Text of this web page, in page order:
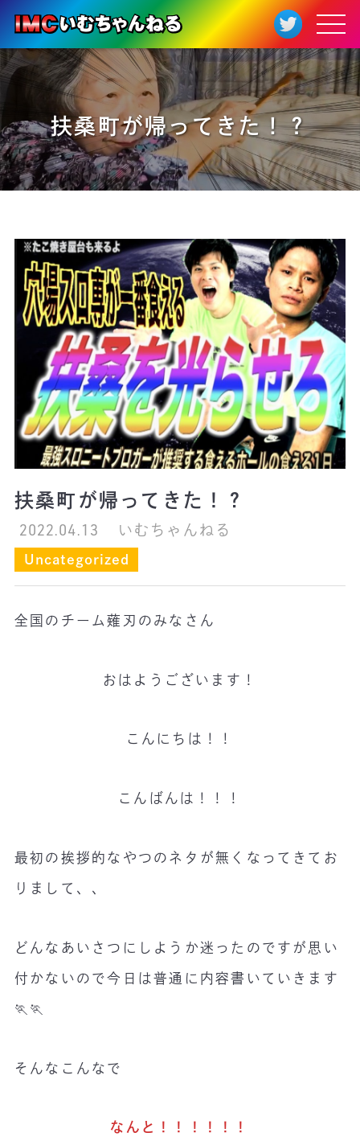
扶桑町が帰ってきた！？
扶桑町が帰ってきた！？
2022.04.13
いむちゃんねる
Uncategorized
全国のチーム薙刃のみなさん
おはようございます！
こんにちは！！
こんばんは！！！
最初の挨拶的なやつのネタが無くなってきてお
りまして、、
どんなあいさつにしようか迷ったのですが思い
付かないので今日は普通に内容書いていきます
🏃🏃
そんなこんなで
なんと！！！！！！